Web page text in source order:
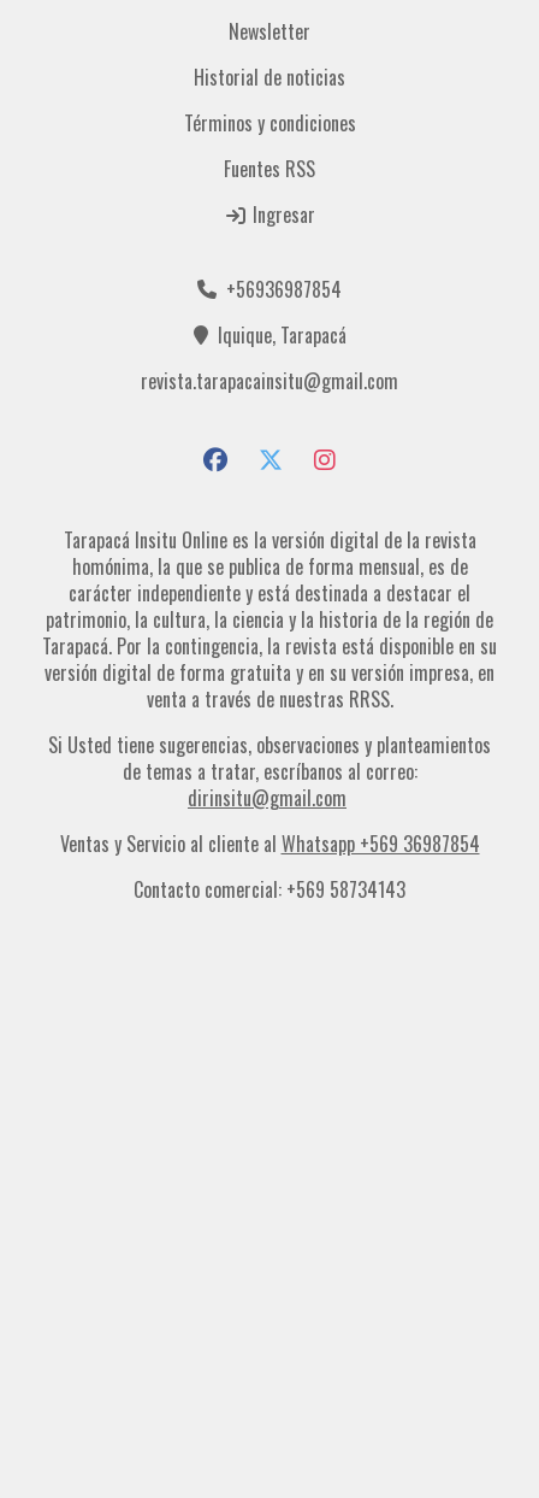
Newsletter
Historial de noticias
Términos y condiciones
Fuentes RSS
Ingresar
Tarapacá Insitu Online es la versión digital de la revista
homónima, la que se publica de forma mensual, es de
carácter independiente y está destinada a destacar el
patrimonio, la cultura, la ciencia y la historia de la región de
Tarapacá. Por la contingencia, la revista está disponible en su
versión digital de forma gratuita y en su versión impresa, en
venta a través de nuestras RRSS.
Si Usted tiene sugerencias, observaciones y planteamientos
de temas a tratar, escríbanos al correo:
dirinsitu@gmail.com
Ventas y Servicio al cliente al Whatsapp +569 36987854
Contacto comercial: +569 58734143
+56936987854
Iquique, Tarapacá
revista.tarapacainsitu@gmail.com